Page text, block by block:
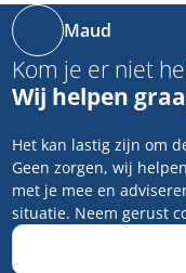
Maud
Kom je er niet
Wij helpen
Het kan lastig zijn om
Geen zorgen, wij
met je mee en
situatie. Neem gerust